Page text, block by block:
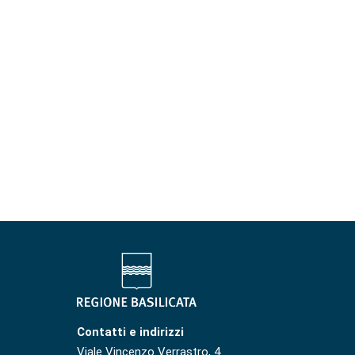
Contatti e indirizzi
Viale Vincenzo Verrastro, 4